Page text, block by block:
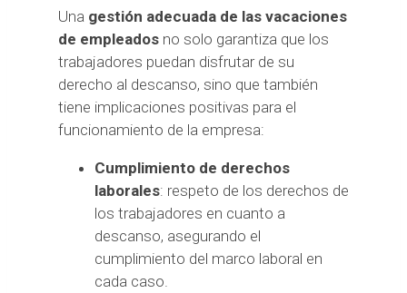
Una gestión adecuada de las vacaciones
de empleados no solo garantiza que los
trabajadores puedan disfrutar de su
derecho al descanso, sino que también
tiene implicaciones positivas para el
funcionamiento de la empresa:
Cumplimiento de derechos
laborales: respeto de los derechos de
los trabajadores en cuanto a
descanso, asegurando el
cumplimiento del marco laboral en
cada caso.